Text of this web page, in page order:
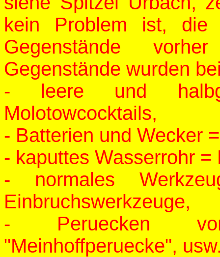
kein Problem ist, die
Gegenstände
Gegenstände wurden
- leere und
Molotowcocktails,
- Batterien und Wecker
- kaputtes Wasserrohr =
- normales
Einbruchswerkzeuge,
- Peruecken
"Meinhoffperuecke",